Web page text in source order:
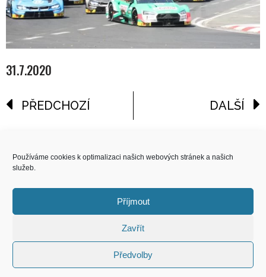
Používáme cookies k optimalizaci našich webových stránek a našich
služeb.
Příjmout
Zavřít
Předvolby
31.7.2020
PŘEDCHOZÍ DALŠÍ
COPYRIGHT
© 2026 Speed Limit,
All Rights Reserved